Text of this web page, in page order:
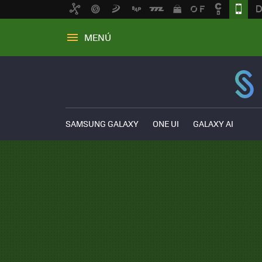
MENÚ
SAMSUNG GALAXY ONE UI GALAXY AI